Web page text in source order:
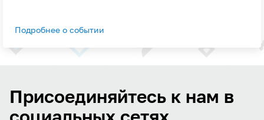
Подробнее о событии
Присоединяйтесь к нам в